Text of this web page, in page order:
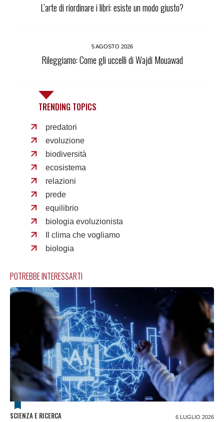
L’arte di riordinare i libri: esiste un modo giusto?
5 AGOSTO 2026
Rileggiamo: Come gli uccelli di Wajdi Mouawad
TRENDING TOPICS
predatori
evoluzione
biodiversità
ecosistema
relazioni
prede
equilibrio
biologia evoluzionista
Il clima che vogliamo
biologia
POTREBBE INTERESSARTI
SCIENZA E RICERCA 6 LUGLIO 2026